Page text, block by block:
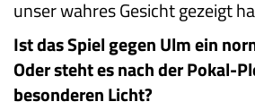
unser wahres Gesicht gezeigt
Ist das Spiel gegen Ulm ein
Oder steht es nach der Pokal-
besonderen Licht?